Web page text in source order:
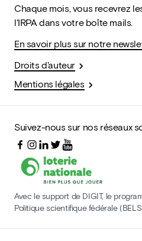
Chaque mois, vous recevrez
l'IRPA dans votre boîte mails.
En savoir plus sur notre
Droits d'auteur
Mentions légales
Suivez-nous sur nos réseaux
Avec le support de DIGIT, le
Politique scientifique fédérale